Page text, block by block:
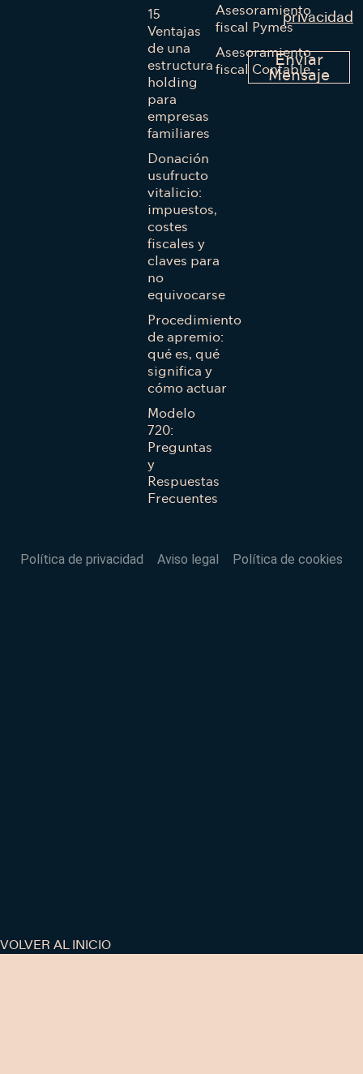
15
Ventajas
de una
estructura
holding
para
empresas
familiares
Donación
usufructo
vitalicio:
impuestos,
costes
fiscales y
claves para
no
equivocarse
Procedimiento
de apremio:
qué es, qué
significa y
cómo actuar
Modelo
720:
Preguntas
y
Respuestas
Frecuentes
Asesoramiento
fiscal Pymes
Asesoramiento
fiscal Contable
privacidad
Enviar
Mensaje
Política de privacidad Aviso legal Política de cookies